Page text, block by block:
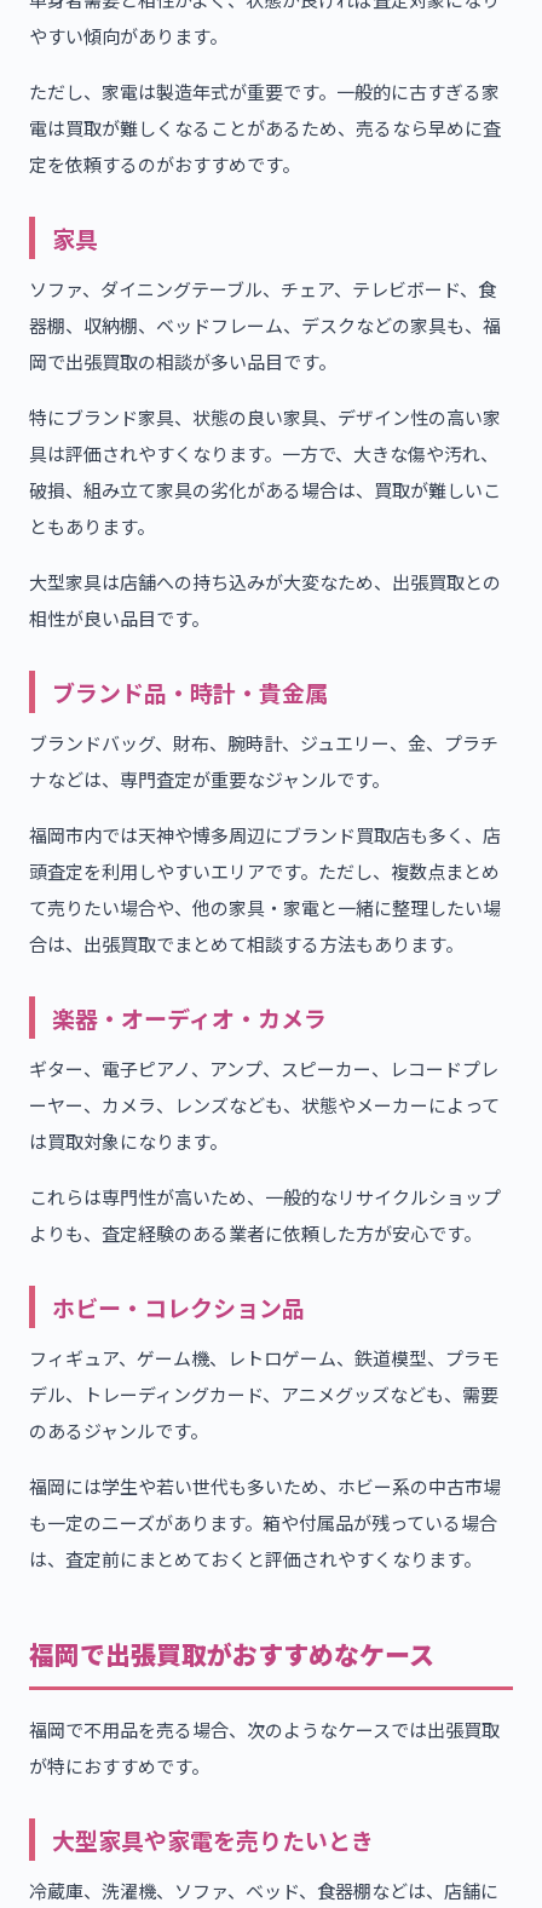
やすい傾向があります。
ただし、家電は製造年式が重要です。一般的に古すぎる家
電は買取が難しくなることがあるため、売るなら早めに査
定を依頼するのがおすすめです。
家具
ソファ、ダイニングテーブル、チェア、テレビボード、食
器棚、収納棚、ベッドフレーム、デスクなどの家具も、福
岡で出張買取の相談が多い品目です。
特にブランド家具、状態の良い家具、デザイン性の高い家
具は評価されやすくなります。一方で、大きな傷や汚れ、
破損、組み立て家具の劣化がある場合は、買取が難しいこ
ともあります。
大型家具は店舗への持ち込みが大変なため、出張買取との
相性が良い品目です。
ブランド品・時計・貴金属
ブランドバッグ、財布、腕時計、ジュエリー、金、プラチ
ナなどは、専門査定が重要なジャンルです。
福岡市内では天神や博多周辺にブランド買取店も多く、店
頭査定を利用しやすいエリアです。ただし、複数点まとめ
て売りたい場合や、他の家具・家電と一緒に整理したい場
合は、出張買取でまとめて相談する方法もあります。
楽器・オーディオ・カメラ
ギター、電子ピアノ、アンプ、スピーカー、レコードプレ
ーヤー、カメラ、レンズなども、状態やメーカーによって
は買取対象になります。
これらは専門性が高いため、一般的なリサイクルショップ
よりも、査定経験のある業者に依頼した方が安心です。
ホビー・コレクション品
フィギュア、ゲーム機、レトロゲーム、鉄道模型、プラモ
デル、トレーディングカード、アニメグッズなども、需要
のあるジャンルです。
福岡には学生や若い世代も多いため、ホビー系の中古市場
も一定のニーズがあります。箱や付属品が残っている場合
は、査定前にまとめておくと評価されやすくなります。
福岡で出張買取がおすすめなケース
福岡で不用品を売る場合、次のようなケースでは出張買取
が特におすすめです。
大型家具や家電を売りたいとき
冷蔵庫、洗濯機、ソファ、ベッド、食器棚などは、店舗に